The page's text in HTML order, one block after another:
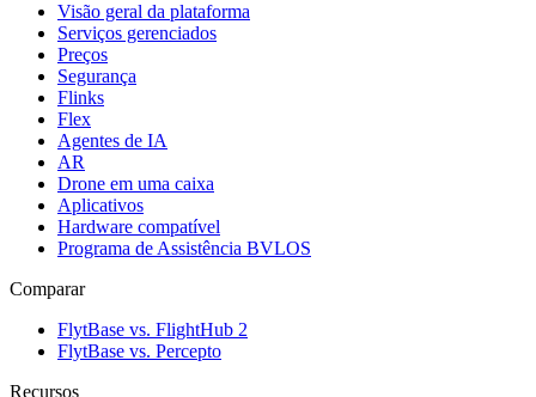
Visão geral da plataforma
Serviços gerenciados
Preços
Segurança
Flinks
Flex
Agentes de IA
AR
Drone em uma caixa
Aplicativos
Hardware compatível
Programa de Assistência BVLOS
Comparar
FlytBase vs. FlightHub 2
FlytBase vs. Percepto
Recursos